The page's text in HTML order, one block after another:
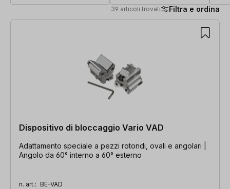
39 articoli trovati Filtra e ordina
39 articoli trovati
Dispositivo di bloccaggio Vario VAD
Adattamento speciale a pezzi rotondi, ovali e angolari |
Angolo da 60° interno a 60° esterno
n. art.: BE-VAD